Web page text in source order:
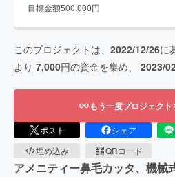
目標金額500,000円
このプロジェクトは、 2022/12/26に
より 7,000円の資金を集め、 2023/
もう一度プロジェク
ポスト シェア
埋め込み
QRコード
アメニティー鼻毛カッタ、機械